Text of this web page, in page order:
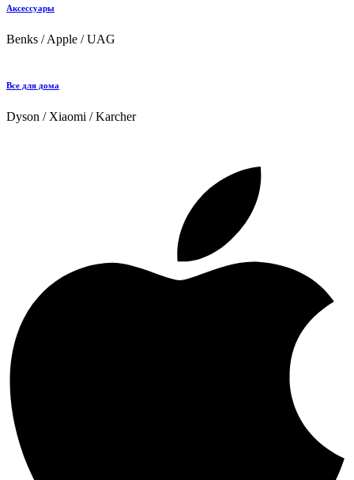
Аксессуары
Benks / Apple / UAG
Все для дома
Dyson / Xiaomi / Karcher